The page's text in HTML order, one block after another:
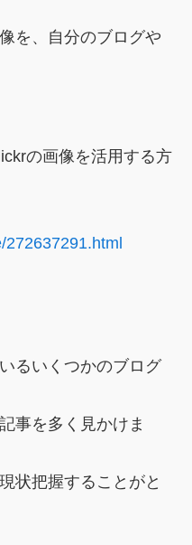
を、自分のブログや
の画像を活用する方
272637291.html
るいくつかのブログ
事を多く見かけま
状把握することがと